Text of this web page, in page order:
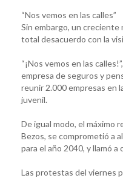
“Nos vemos en las calles”
Sin embargo, un creciente
total desacuerdo con la
“¡Nos vemos en las
empresa de seguros y
reunir 2.000 empresas en
juvenil.
De igual modo, el máximo
Bezos, se comprometió a
para el año 2040, y llamó a
Las protestas del viernes